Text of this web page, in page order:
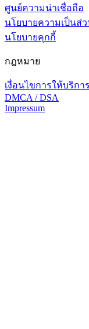
ศูนย์ความน่าเชื่อถือ
นโยบายความเป็นส่
นโยบายคุกกี้
กฎหมาย
เงื่อนไขการให้บริการ
DMCA / DSA
Impressum